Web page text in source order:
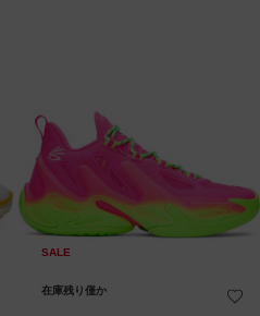
SALE
在庫残り僅か